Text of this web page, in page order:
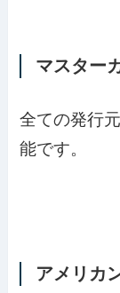
マスター
全ての発行
能です。
アメリカ